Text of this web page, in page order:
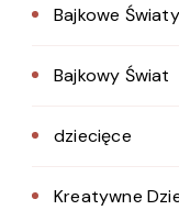
Bajkowe Światy
Bajkowy Świat
dziecięce
Kreatywne